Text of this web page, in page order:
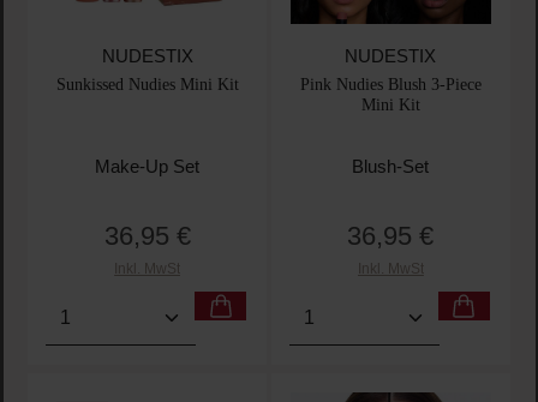
NUDESTIX
Sunkissed Nudies Mini Kit
Make-Up Set
Regulärer Preis:
36,95 €
Inkl. MwSt
Produkt Anzahl: Gib den gewünschten Wert ein
NUDESTIX
Pink Nudies Blush 3-Piece
Mini Kit
Blush-Set
Regulärer Preis:
36,95 €
Inkl. MwSt
Produkt Anzahl: Gib